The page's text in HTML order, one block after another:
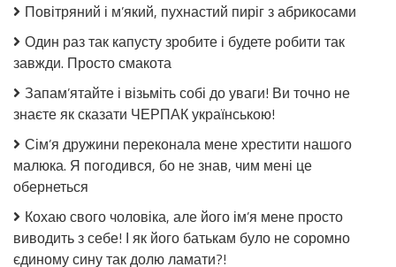
огірків
томатній
стерилізації!
Повітряний і м’який, пухнастий пиріг з абрикосами
Один раз так капусту зробите і будете робити так
завжди. Просто смакота
Запам’ятайте і візьміть собі до уваги! Ви точно не
знаєте як сказати ЧЕРПАК українською!
Сім’я дружини переконала мене хрестити нашого
малюка. Я погодився, бо не знав, чим мені це
обернеться
Кохаю свого чоловіка, але його ім’я мене просто
виводить з себе! І як його батькам було не соромно
єдиному сину так долю ламати?!